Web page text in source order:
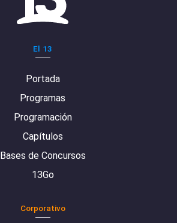
El 13
Portada
Programas
Programación
Capítulos
Bases de Concursos
13Go
Corporativo